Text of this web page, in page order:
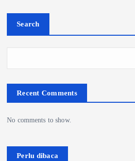
Search
Recent Comments
No comments to show.
Perlu dibaca